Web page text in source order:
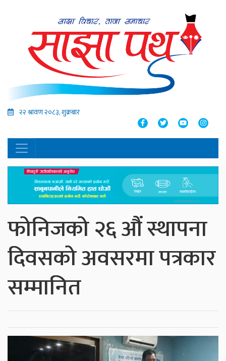
२२ श्रावण २०८३, शुक्रबार
फोनिजको २६ औं स्थापना
दिवसको अवसरमा पत्रकार
सम्मानित